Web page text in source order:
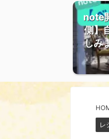
note
側】
しみ
レ